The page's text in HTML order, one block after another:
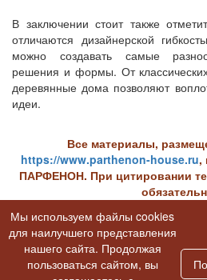
В заключении стоит также
отличаются дизайнерской
можно создавать самые
решения и формы. От
деревянные дома позволяют
идеи.
Все материалы,
https://www.parthenon-house.ru,
ПАРФЕНОН. При цитировании
Строительные технологии
Вернуться к списку всех статей
Мы используем файлы cookies
для наилучшего представления
нашего сайта. Продолжая
пользоваться сайтом, вы